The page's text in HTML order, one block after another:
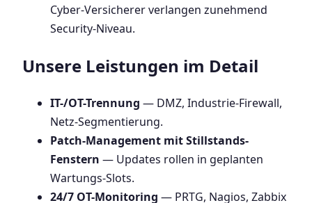
Cyber-Versicherer verlangen zunehmend
Security-Niveau.
Unsere Leistungen im Detail
IT-/OT-Trennung — DMZ, Industrie-Firewall,
Netz-Segmentierung.
Patch-Management mit Stillstands-
Fenstern — Updates rollen in geplanten
Wartungs-Slots.
24/7 OT-Monitoring — PRTG, Nagios, Zabbix